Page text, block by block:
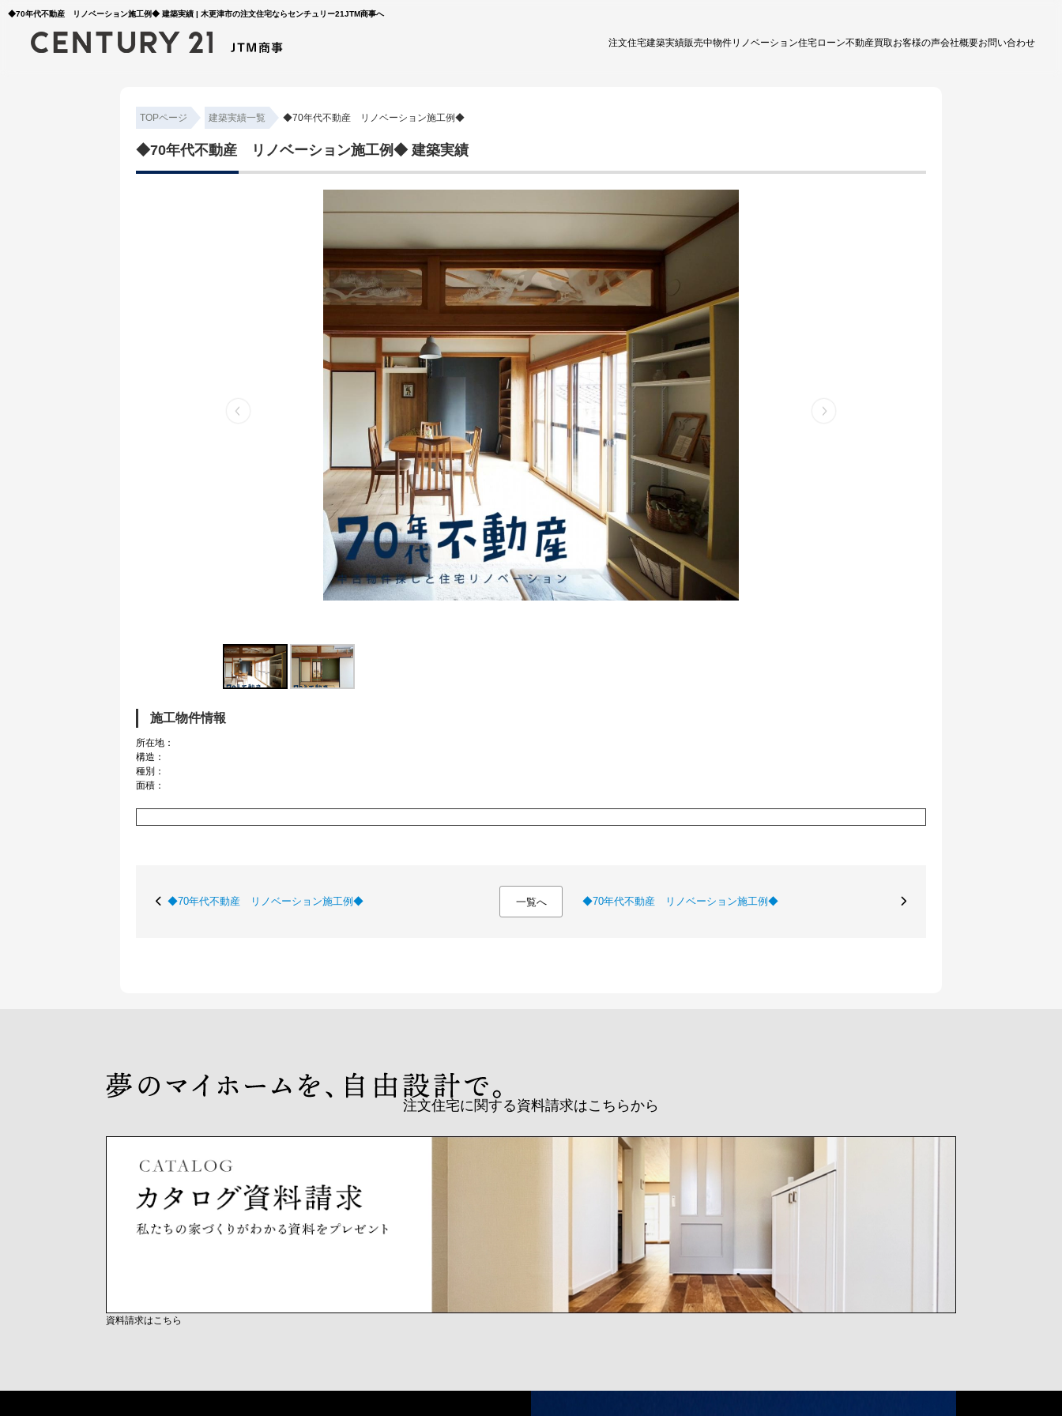
◆70年代不動産 リノベーション施工例◆ 建築実績 | 木更津市の注文住宅ならセンチュリー21JTM商事へ
注文住宅建築実績販売中物件リノベーション住宅ローン不動産買取お客様の声会社概要お問い合わせ
TOPページ 建築実績一覧 ◆70年代不動産 リノベーション施工例◆
◆70年代不動産 リノベーション施工例◆ 建築実績
施工物件情報
所在地：
構造：
種別：
面積：
◆70年代不動産 リノベーション施工例◆ 一覧へ ◆70年代不動産 リノベーション施工例◆
注文住宅に関する資料請求はこちらから
資料請求はこちら